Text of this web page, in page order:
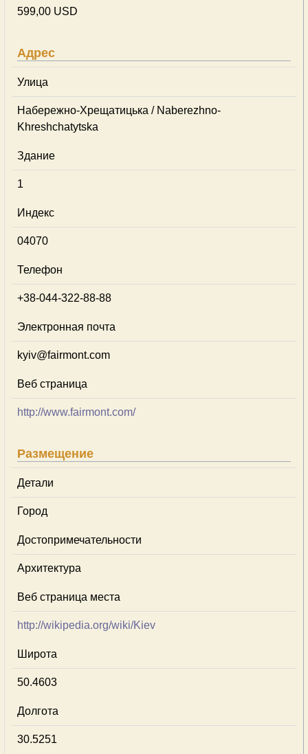
599,00 USD
Адрес
Улица
Набережно-Хрещатицька / Naberezhno-
Khreshchatytska
Здание
1
Индекс
04070
Телефон
+38-044-322-88-88
Электронная почта
kyiv@fairmont.com
Веб страница
http://www.fairmont.com/
Размещение
Детали
Город
Достопримечательности
Архитектура
Веб страница места
http://wikipedia.org/wiki/Kiev
Широта
50.4603
Долгота
30.5251